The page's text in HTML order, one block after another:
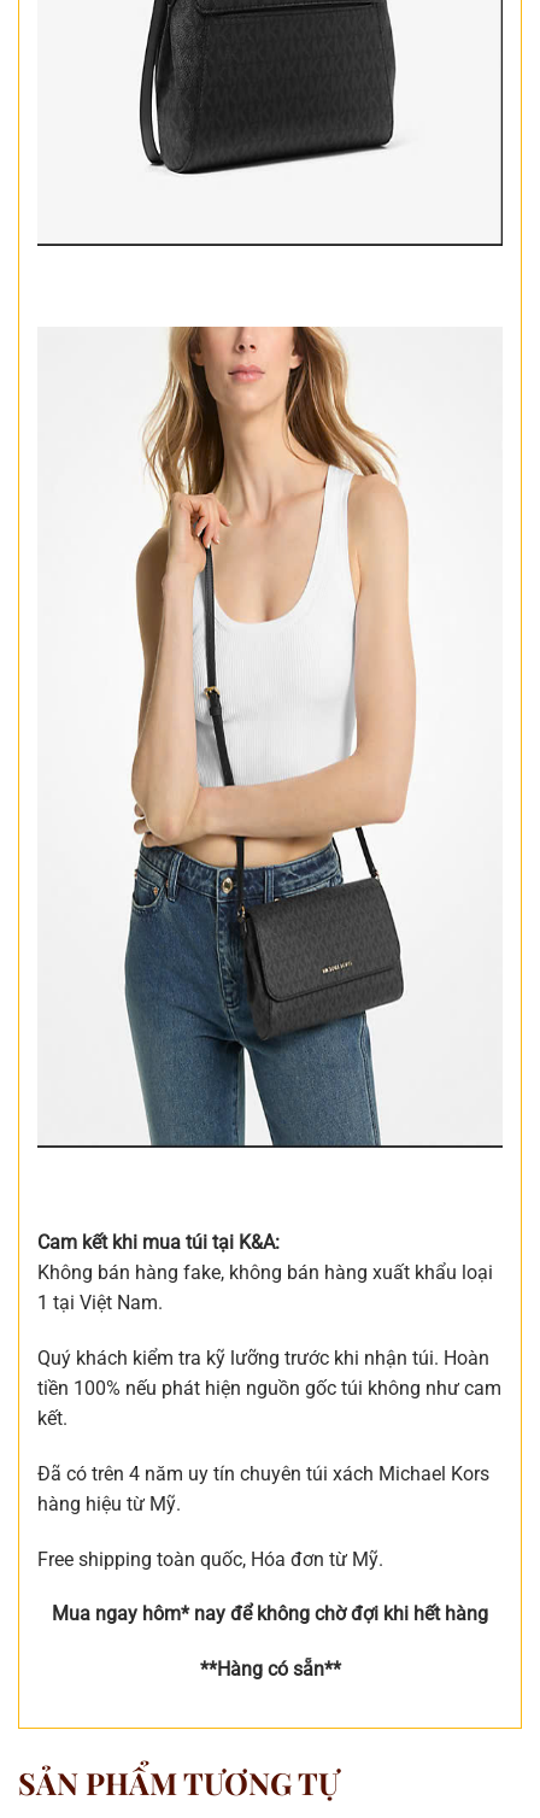
Cam kết khi mua túi tại K&A:
Không bán hàng fake, không bán hàng xuất khẩu loại
1 tại Việt Nam.
Quý khách kiểm tra kỹ lưỡng trước khi nhận túi. Hoàn
tiền 100% nếu phát hiện nguồn gốc túi không như cam
kết.
Đã có trên 4 năm uy tín chuyên túi xách Michael Kors
hàng hiệu từ Mỹ.
Free shipping toàn quốc, Hóa đơn từ Mỹ.
Mua ngay hôm* nay để không chờ đợi khi hết hàng
**Hàng có sẵn**
SẢN PHẨM TƯƠNG TỰ